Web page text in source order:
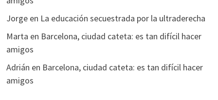
Jorgeen La educación secuestrada por la ultraderecha
Marta en Barcelona, ciudad cateta: es tan difícil hacer
amigos
Adrián en Barcelona, ciudad cateta: es tan difícil hacer
amigos